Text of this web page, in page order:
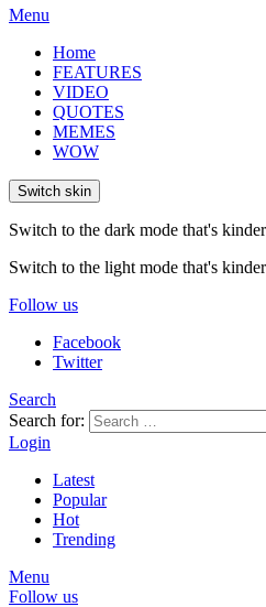
Menu
Home
FEATURES
VIDEO
QUOTES
MEMES
WOW
Switch skin
Switch to the dark mode that's
Switch to the light mode that's
Follow us
Facebook
Twitter
Search
Search for:
Login
Latest
Popular
Hot
Trending
Menu
Follow us